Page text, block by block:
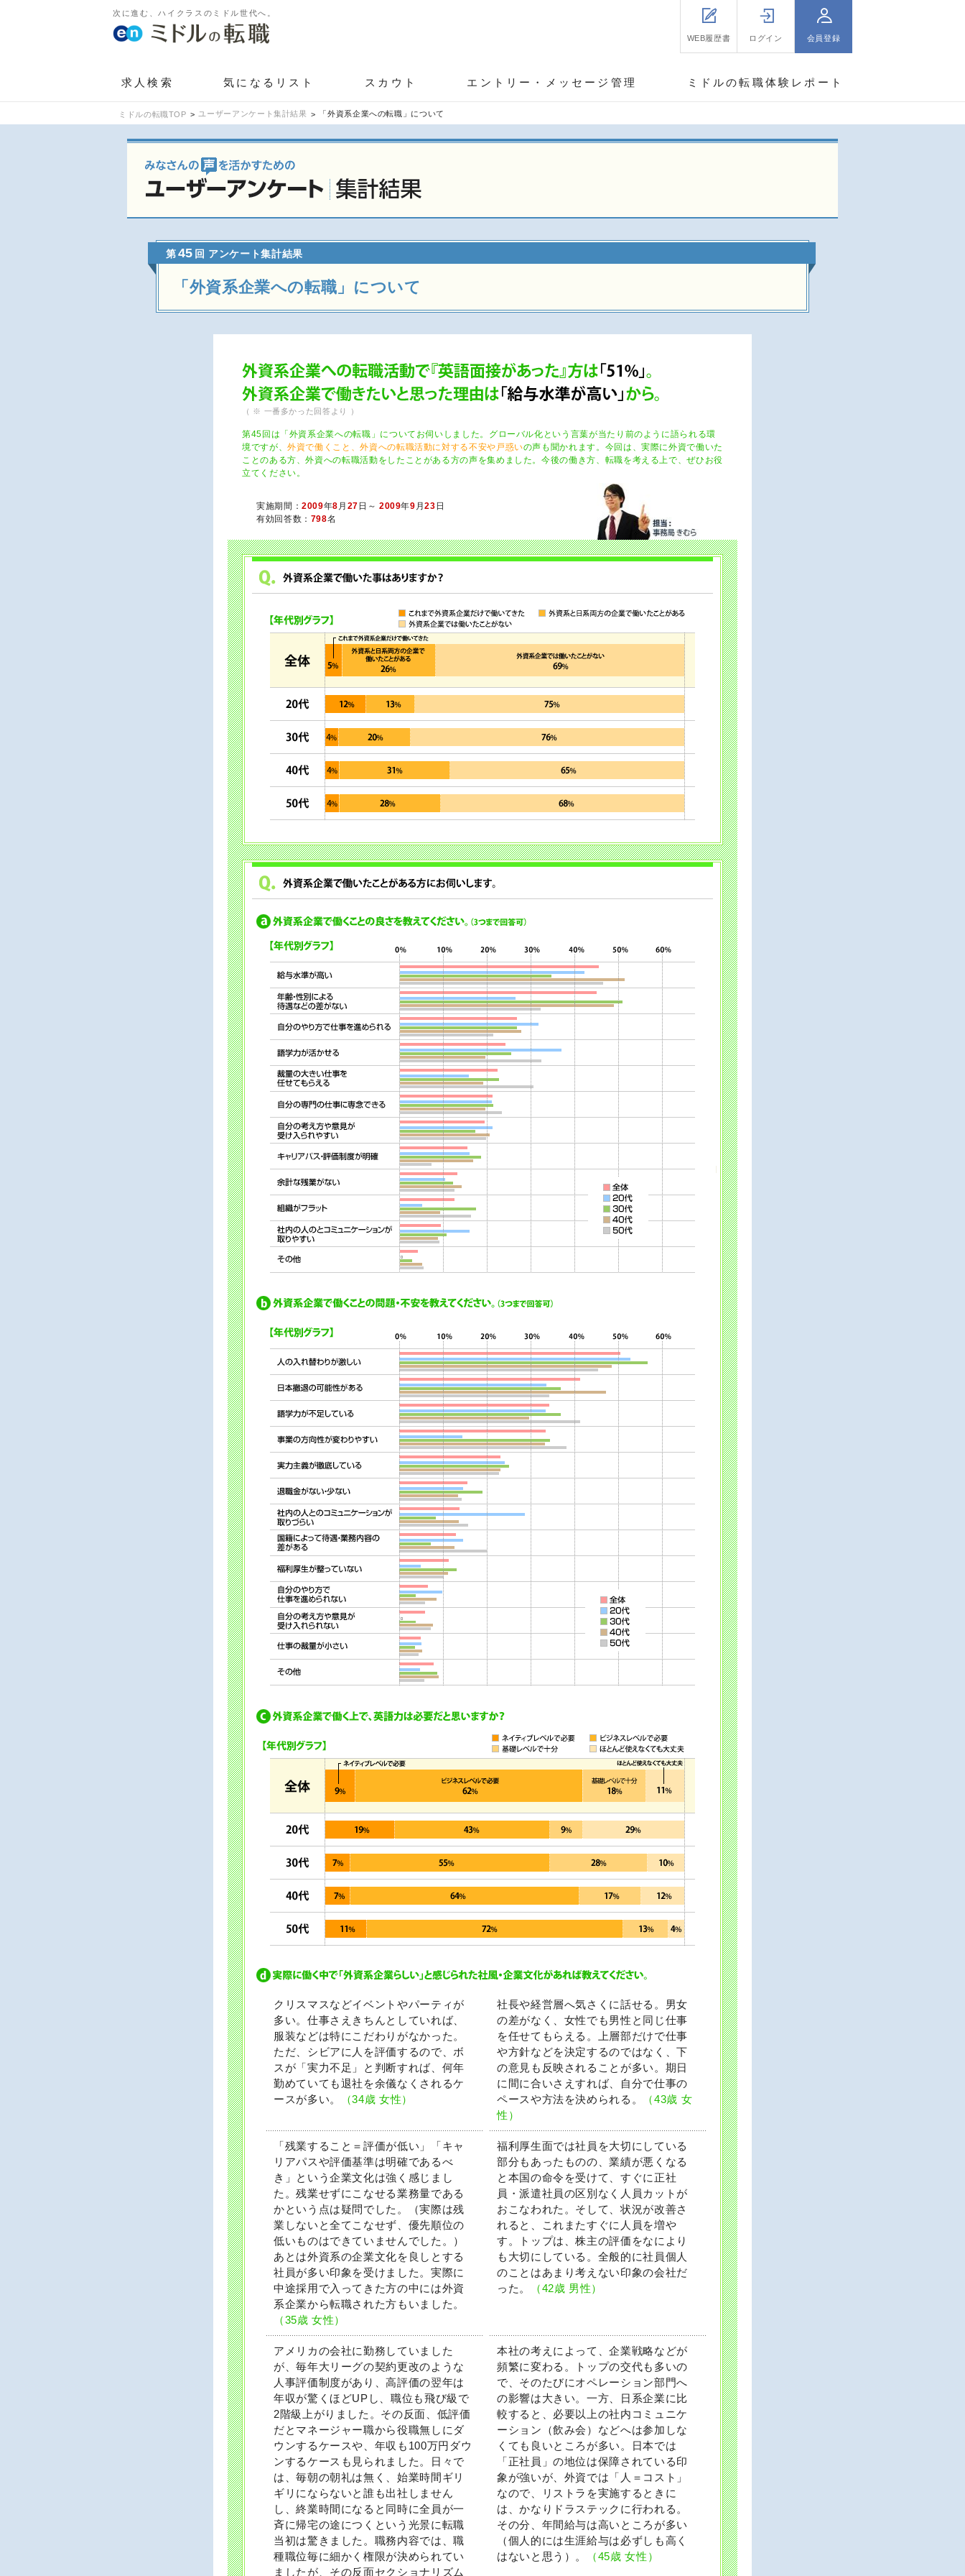
次に進む、ハイクラスのミドル世代へ。
WEB履歴書 ログイン 会員登録
求人検索 気になるリスト スカウト エントリー・メッセージ管理 ミドルの転職体験レポート
ミドルの転職TOP ユーザーアンケート集計結果 「外資系企業への転職」について
第45 回 アンケート集計結果
「外資系企業への転職」について
（ ※ 一番多かった回答より ）
第45回は「外資系企業への転職」についてお伺いしました。グローバル化という言葉が当たり前のように語られる環
境ですが、外資で働くこと、外資への転職活動に対する不安や戸惑いの声も聞かれます。今回は、実際に外資で働いた
ことのある方、外資への転職活動をしたことがある方の声を集めました。今後の働き方、転職を考える上で、ぜひお役
立てください。
実施期間：2009年8 月 27 日～ 2009年9 月23 日
有効回答数： 798名
クリスマスなどイベントやパーティが
多い。仕事さえきちんとしていれば、
服装などは特にこだわりがなかった。
ただ、シビアに人を評価するので、ボ
スが「実力不足」と判断すれば、何年
勤めていても退社を余儀なくされるケ
ースが多い。
（34歳 女性）
社長や経営層へ気さくに話せる。男女
の差がなく、女性でも男性と同じ仕事
を任せてもらえる。上層部だけで仕事
や方針などを決定するのではなく、下
の意見も反映されることが多い。期日
に間に合いさえすれば、自分で仕事の
ペースや方法を決められる。
（43歳 女
性）
「残業すること＝評価が低い」「キャ
リアパスや評価基準は明確であるべ
き」という企業文化は強く感じまし
た。残業せずにこなせる業務量である
かという点は疑問でした。（実際は残
業しないと全てこなせず、優先順位の
低いものはできていませんでした。）
あとは外資系の企業文化を良しとする
社員が多い印象を受けました。実際に
中途採用で入ってきた方の中には外資
系企業から転職された方もいました。
（35歳 女性）
福利厚生面では社員を大切にしている
部分もあったものの、業績が悪くなる
と本国の命令を受けて、すぐに正社
員・派遣社員の区別なく人員カットが
おこなわれた。そして、状況が改善さ
れると、これまたすぐに人員を増や
す。トップは、株主の評価をなにより
も大切にしている。全般的に社員個人
のことはあまり考えない印象の会社だ
った。
（42歳 男性）
アメリカの会社に勤務していました
が、毎年大リーグの契約更改のような
人事評価制度があり、高評価の翌年は
年収が驚くほどUPし、職位も飛び級で
2階級上がりました。その反面、低評価
だとマネージャー職から役職無しにダ
ウンするケースや、年収も100万円ダウ
ンするケースも見られました。日々で
は、毎朝の朝礼は無く、始業時間ギリ
ギリにならないと誰も出社しません
し、終業時間になると同時に全員が一
斉に帰宅の途につくという光景に転職
当初は驚きました。職務内容では、職
種職位毎に細かく権限が決められてい
ましたが、その反面セクショナリズム
本社の考えによって、企業戦略などが
頻繁に変わる。トップの交代も多いの
で、そのたびにオペレーション部門へ
の影響は大きい。一方、日系企業に比
較すると、必要以上の社内コミュニケ
ーション（飲み会）などへは参加しな
くても良いところが多い。日本では
「正社員」の地位は保障されている印
象が強いが、外資では「人＝コスト」
なので、リストラを実施するときに
は、かなりドラステックに行われる。
その分、年間給与は高いところが多い
（個人的には生涯給与は必ずしも高く
はないと思う）。
（45歳 女性）